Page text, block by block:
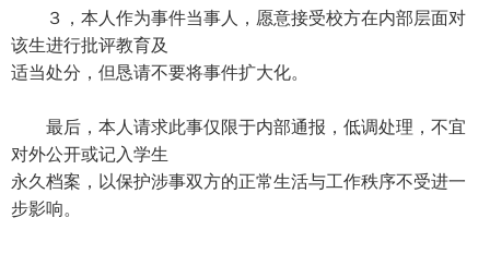
３，本人作为事件当事人，愿意接受校方在内部层面对
该生进行批评教育及
适当处分，但恳请不要将事件扩大化。
最后，本人请求此事仅限于内部通报，低调处理，不宜
对外公开或记入学生
永久档案，以保护涉事双方的正常生活与工作秩序不受进一
步影响。